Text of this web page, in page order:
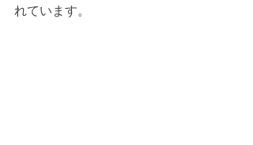
れています。